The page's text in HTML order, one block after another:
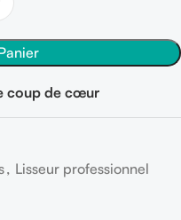
coup de cœur
, Lisseur professionnel